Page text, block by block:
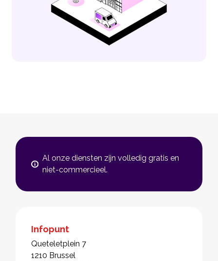
Al onze diensten zijn volledig gratis en
niet-commercieel.
Infopunt
Queteletplein 7
1210 Brussel